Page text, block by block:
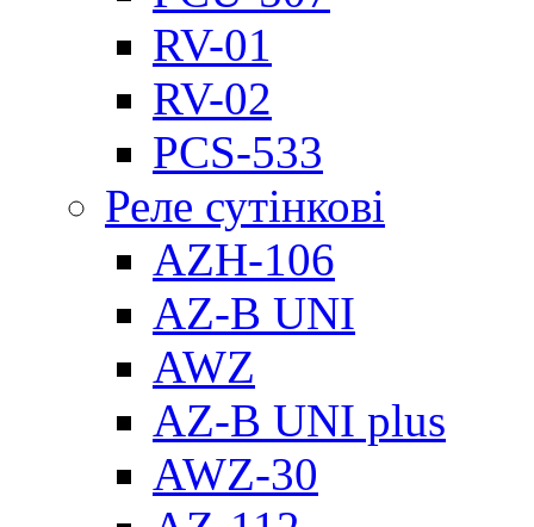
RV-01
RV-02
PCS-533
Реле сутінкові
AZH-106
AZ-B UNI
AWZ
AZ-B UNI plus
AWZ-30